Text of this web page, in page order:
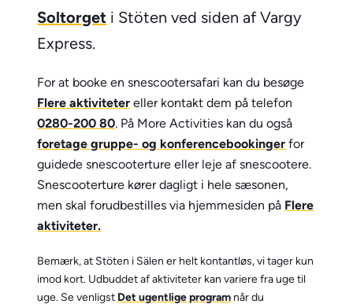
Soltorget i Stöten ved siden af Vargy
Express.
For at booke en snescootersafari kan du besøge
Flere aktiviteter eller kontakt dem på telefon
0280-200 80. På More Activities kan du også
foretage gruppe- og konferencebookinger for
guidede snescooterture eller leje af snescootere.
Snescooterture kører dagligt i hele sæsonen,
men skal forudbestilles via hjemmesiden på Flere
aktiviteter.
Bemærk, at Stöten i Sälen er helt kontantløs, vi tager kun
imod kort. Udbuddet af aktiviteter kan variere fra uge til
uge. Se venligst Det ugentlige program når du